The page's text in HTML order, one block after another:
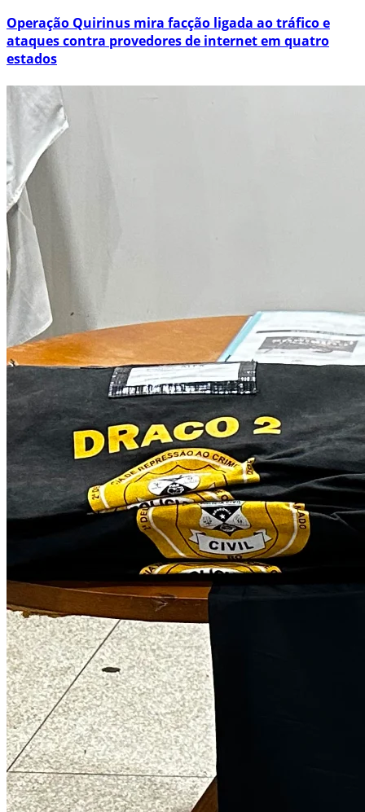
Operação Quirinus mira facção ligada ao tráfico e
ataques contra provedores de internet em quatro
estados